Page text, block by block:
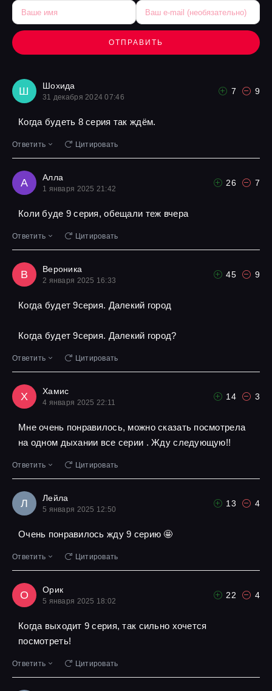
ОТПРАВИТЬ
Ш Шохида
31 декабря 2024 07:46
7 9
Когда будеть 8 серия так ждём.
Ответить Цитировать
А Алла
1 января 2025 21:42
26 7
Коли буде 9 серия, обещали теж вчера
Ответить Цитировать
В Вероника
2 января 2025 16:33
45 9
Когда будет 9серия. Далекий город
Когда будет 9серия. Далекий город?
Ответить Цитировать
Х Хамис
4 января 2025 22:11
14 3
Мне очень понравилось, можно сказать посмотрела
на одном дыхании все серии . Жду следующую!!
Ответить Цитировать
Л Лейла
5 января 2025 12:50
13 4
Очень понравилось жду 9 серию 🤩
Ответить Цитировать
О Орик
5 января 2025 18:02
22 4
Когда выходит 9 серия, так сильно хочется
посмотреть!
Ответить Цитировать